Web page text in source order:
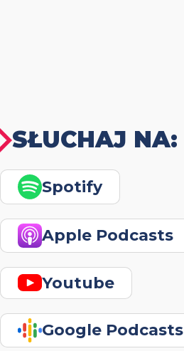
SŁUCHAJ NA:
Spotify
Apple Podcasts
Youtube
Google Podcasts